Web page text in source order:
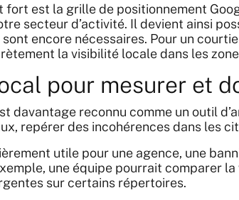
fort est la grille de positionnement
secteur d’activité. Il devient ainsi
encore nécessaires. Pour un
la visibilité locale dans les
pour mesurer et
davantage reconnu comme un outil
repérer des incohérences dans les
utile pour une agence, une
une équipe pourrait comparer
sur certains répertoires.